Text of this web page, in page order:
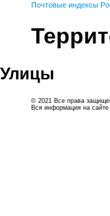
Почтовые индексы
Улицы
© 2021 Все права
Вся информация на сайте